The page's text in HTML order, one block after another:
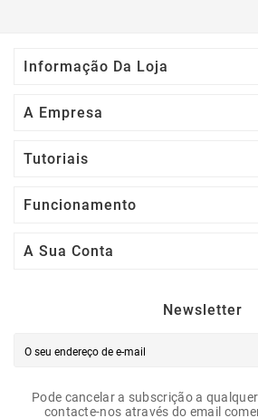
Informação Da Loja
A Empresa
Tutoriais
Funcionamento
A Sua Conta
Newsletter
Pode cancelar a subscrição a
contacte-nos através do email